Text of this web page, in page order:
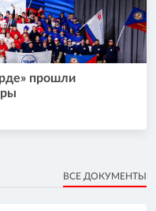
прошли
ВСЕ ДОКУМЕНТЫ